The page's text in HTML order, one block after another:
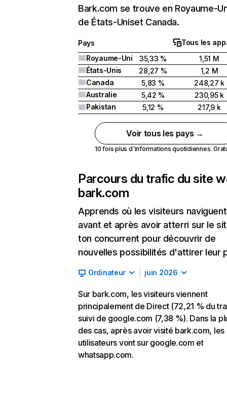
Bark.com se trouve en Royaume-
de États-Uniset Canada.
Pays
Tous les
Royaume-Uni
35,33 %
1,51 M
États-Unis
28,27 %
1,2 M
Canada
5,83 %
248,27 k
Australie
5,42 %
230,95 k
Pakistan
5,12 % 217,9 k
Voir tous les pays →
10 fois plus d'informations quotidiennes.
Parcours du trafic du site
bark.com
Apprends où les visiteurs naviguent
avant et après avoir atterri sur le
ton concurrent pour découvrir de
nouvelles possibilités d'attirer leur
Ordinateur juin 2026
Sur bark.com, les visiteurs viennent
principalement de Direct (72,21 % du
suivi de google.com (7,38 %). Dans la
des cas, après avoir visité bark.com, les
utilisateurs vont sur google.com et
whatsapp.com.